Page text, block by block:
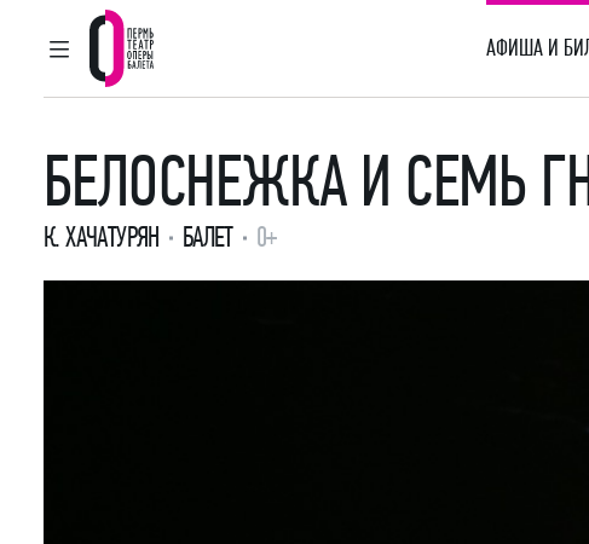
ГЛАВНОЕ МЕНЮ
Пермский театр оперы и балета
АФИША И
БЕЛОСНЕЖКА И СЕМЬ
К. ХАЧАТУРЯН БАЛЕТ 0+